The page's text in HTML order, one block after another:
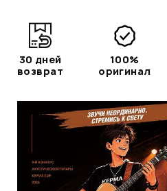
30 дней
возврат
100%
оригинал